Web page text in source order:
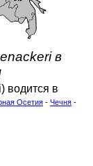
в
водится в
Осетия - Чечня -